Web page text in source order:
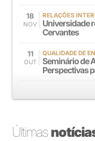
18
NOV
RELAÇÕES
Universidade
Cervantes
11
OUT
QUALIDADE DE
Seminário de
Perspectivas
Últimas